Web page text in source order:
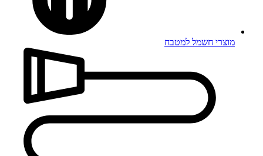
מוצרי חשמל למטבח